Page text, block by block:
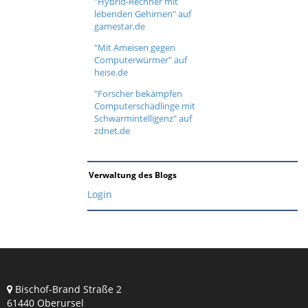
lebenden Gehirnen" auf
gamestar.de
"Mit Ameisen gegen
Computerwürmer" auf
heise.de
"Forscher bekämpfen
Computerschädlinge mit
Schwarmintelligenz" auf
zdnet.de
Verwaltung des Blogs
Login
Bischof-Brand Straße 2
61440 Oberursel